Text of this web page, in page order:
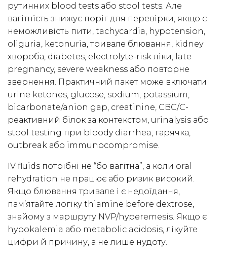
рутинних blood tests або stool tests. Але
вагітність знижує поріг для перевірки, якщо є
неможливість пити, tachycardia, hypotension,
oliguria, ketonuria, тривале блювання, kidney
хвороба, diabetes, electrolyte-risk ліки, late
pregnancy, severe weakness або повторне
звернення. Практичний пакет може включати
urine ketones, glucose, sodium, potassium,
bicarbonate/anion gap, creatinine, CBC/С-
реактивний білок за контекстом, urinalysis або
stool testing при bloody diarrhea, гарячка,
outbreak або immunocompromise.
IV fluids потрібні не “бо вагітна”, а коли oral
rehydration не працює або ризик високий.
Якщо блювання тривале і є недоїдання,
пам’ятайте логіку thiamine before dextrose,
знайому з маршруту NVP/hyperemesis. Якщо є
hypokalemia або metabolic acidosis, лікуйте
цифри й причину, а не лише нудоту.